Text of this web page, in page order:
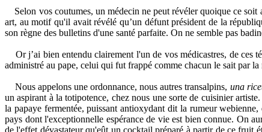
Selon vos coutumes, un médecin ne peut révéler quoique ce soit
art, au motif qu'il avait révélé qu’un défunt président de la
son règne des bulletins d'une santé parfaite. On ne semble pas
Or j’ai bien entendu clairement l'un de vos médicastres, de ces
administré au pape, celui qui fut frappé comme chacun le sait par
Nous appelons une ordonnance, nous autres transalpins, una
un aspirant à la totipotence, chez nous une sorte de cuisinier
la papaye fermentée, puissant antioxydant dit la rumeur webienne,
pays dont l'exceptionnelle espérance de vie est bien connue. On
de l'effet dévastateur qu'eût un cocktail préparé à partir de ce fruit